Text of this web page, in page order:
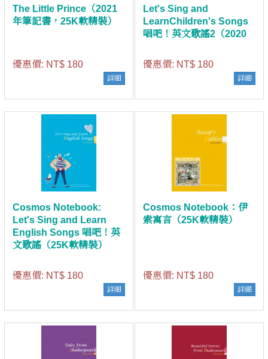
The Little Prince（2021
年筆記書，25K軟精裝）
優惠價: NT$ 180
詳細
Let's Sing and
LearnChildren's Songs
唱吧！英文歌謠2（2020
優惠價: NT$ 180
詳細
Cosmos Notebook:
Let's Sing and Learn
English Songs 唱吧！英
文歌謠（25K軟精裝）
優惠價: NT$ 180
詳細
Cosmos Notebook：伊
索寓言（25K軟精裝）
優惠價: NT$ 180
詳細